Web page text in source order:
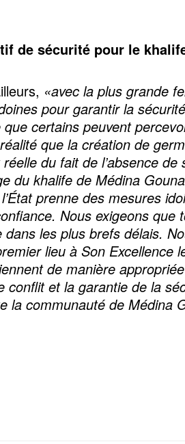
de sécurité pour le
«avec la plus grande
pour garantir la
que certains peuvent
que la création de
du fait de l’absence de
du khalife de Médina
prenne des mesures
Nous exigeons que
les plus brefs délais.
lieu à Son Excellence
de manière
conflit et la garantie de la
la communauté de Médina